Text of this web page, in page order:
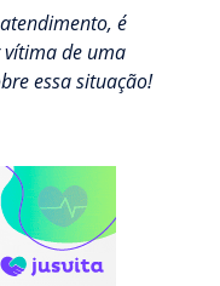
é
vítima de uma
essa situação!